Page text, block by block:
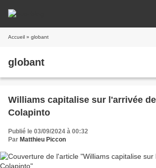
Accueil » globant
globant
Williams capitalise sur l'arrivée
Colapinto
Publié le 03/09/2024 à 00:32
Par Matthieu Piccon